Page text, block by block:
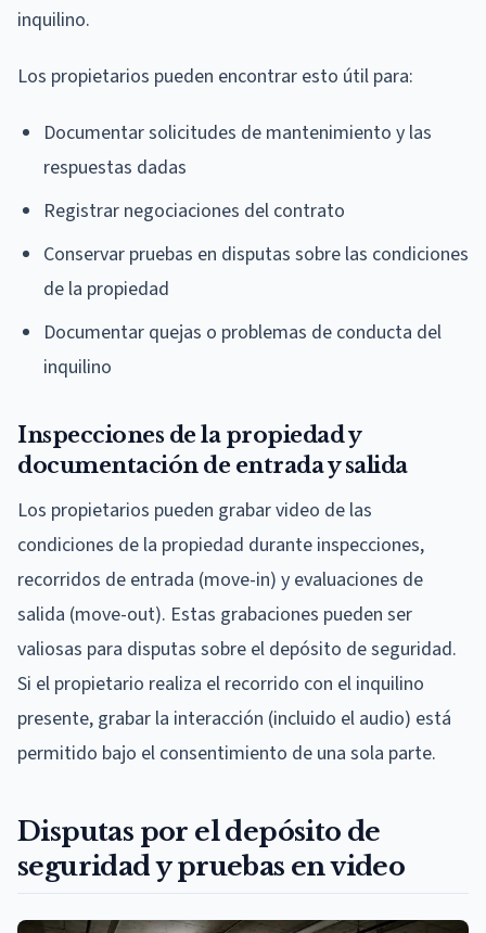
inquilino.
Los propietarios pueden encontrar esto útil para:
Documentar solicitudes de mantenimiento y las
respuestas dadas
Registrar negociaciones del contrato
Conservar pruebas en disputas sobre las condiciones
de la propiedad
Documentar quejas o problemas de conducta del
inquilino
Inspecciones de la propiedad y
documentación de entrada y salida
Los propietarios pueden grabar video de las
condiciones de la propiedad durante inspecciones,
recorridos de entrada (move-in) y evaluaciones de
salida (move-out). Estas grabaciones pueden ser
valiosas para disputas sobre el depósito de seguridad.
Si el propietario realiza el recorrido con el inquilino
presente, grabar la interacción (incluido el audio) está
permitido bajo el consentimiento de una sola parte.
Disputas por el depósito de
seguridad y pruebas en video